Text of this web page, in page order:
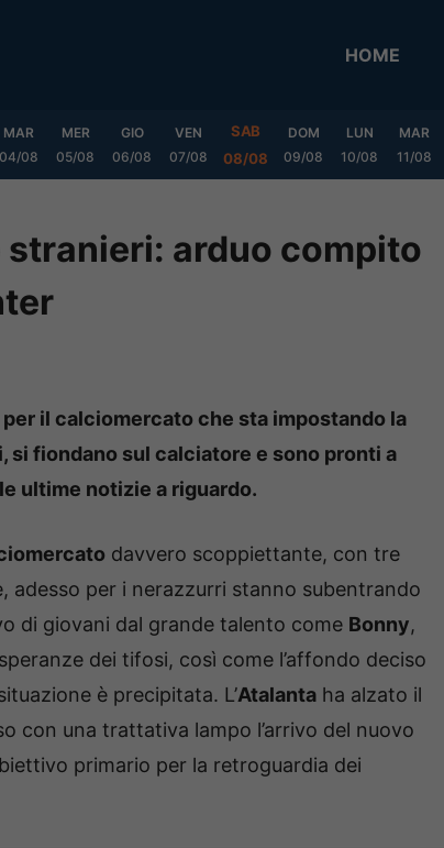
HOME
MAR
04/08
MER
05/08
GIO
06/08
VEN
07/08
SAB
08/08
DOM
09/08
LUN
10/08
MAR
11/08
arduo compito
per il calciomercato che sta impostando la
si fiondano sul calciatore e sono pronti a
ultime notizie a riguardo.
davvero scoppiettante, con tre
adesso per i nerazzurri stanno subentrando
di giovani dal grande talento come Bonny,
dei tifosi, così come l’affondo deciso
è precipitata. L’Atalanta ha alzato il
con una trattativa lampo l’arrivo del nuovo
primario per la retroguardia dei